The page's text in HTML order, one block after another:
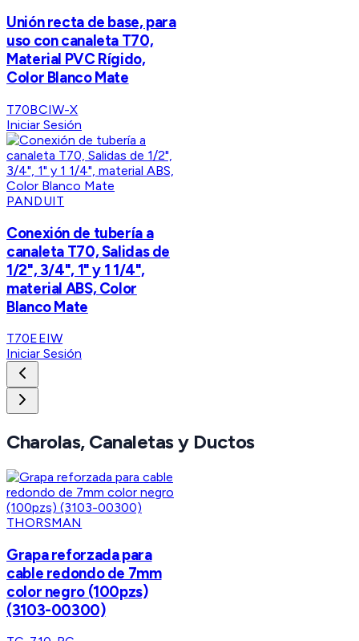
Unión recta de base, para
uso con canaleta T70,
Material PVC Rígido,
Color Blanco Mate
T70BCIW-X
Iniciar Sesión
PANDUIT
Conexión de tubería a
canaleta T70, Salidas de
1/2", 3/4", 1" y 1 1/4",
material ABS, Color
Blanco Mate
T70EEIW
Iniciar Sesión
Charolas, Canaletas y Ductos
THORSMAN
Grapa reforzada para
cable redondo de 7mm
color negro (100pzs)
(3103-00300)